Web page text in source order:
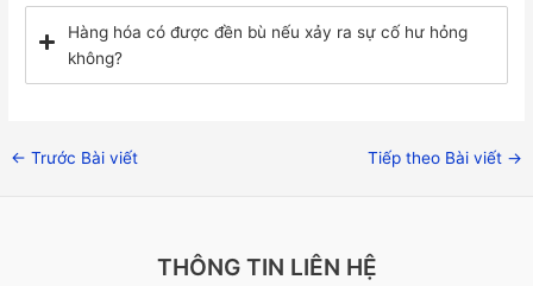
Hàng hóa có được đền bù nếu xảy ra sự cố hư hỏng
không?
← Trước Bài viết Tiếp theo Bài viết →
THÔNG TIN LIÊN HỆ